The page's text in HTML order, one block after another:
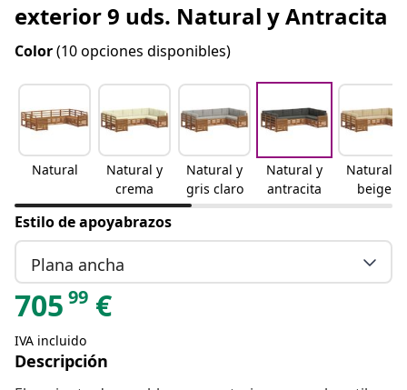
exterior 9 uds. Natural y Antracita
Color(10 opciones disponibles)
Natural
Natural y
crema
Natural y
gris claro
Natural y
antracita
Natural y
beige
Estilo de apoyabrazos
Plana ancha
705 99 €
IVA incluido
Descripción